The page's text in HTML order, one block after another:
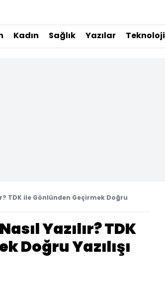
Kadın Sağlık Yazılar Teknoloji
TDK ile Gönlünden Geçirmek Doğru
Yazılır? TDK
Doğru Yazılışı